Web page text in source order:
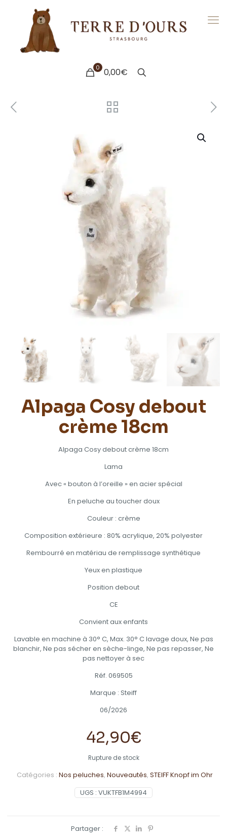
0 0,00€
Alpaga Cosy debout
crème 18cm
Alpaga Cosy debout crème 18cm
Lama
Avec « bouton à l’oreille » en acier spécial
En peluche au toucher doux
Couleur : crème
Composition extérieure : 80% acrylique, 20% polyester
Rembourré en matériau de remplissage synthétique
Yeux en plastique
Position debout
CE
Convient aux enfants
Lavable en machine à 30° C, Max. 30° C lavage doux, Ne pas
blanchir, Ne pas sécher en sèche-linge, Ne pas repasser, Ne
pas nettoyer à sec
Réf. 069505
Marque : Steiff
06/2026
42,90€
Rupture de stock
UGS : VUKTFB1M4994
Catégories : Nos peluches, Nouveautés, STEIFF Knopf im Ohr
Partager :